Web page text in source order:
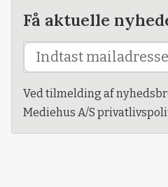
Få aktuelle
Ved tilmelding af
Mediehus A/S